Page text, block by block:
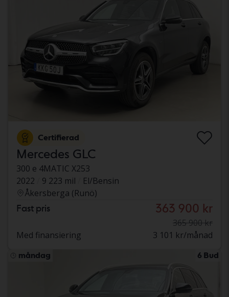
Certifierad
Mercedes GLC
300 e 4MATIC X253
2022
9 223 mil
El/Bensin
Åkersberga (Runö)
Fast pris 363 900 kr
365 900 kr
Med finansiering
3 101 kr/månad
måndag 6 Bud